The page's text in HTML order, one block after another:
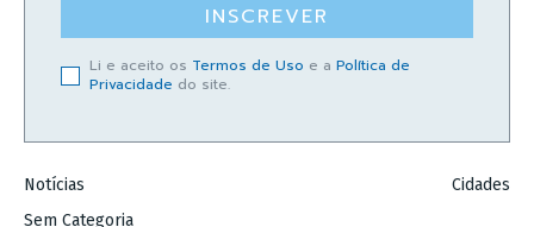
INSCREVER
Li e aceito os Termos de Uso e a Política de
Privacidade do site.
Notícias
Sem Categoria
Cidades